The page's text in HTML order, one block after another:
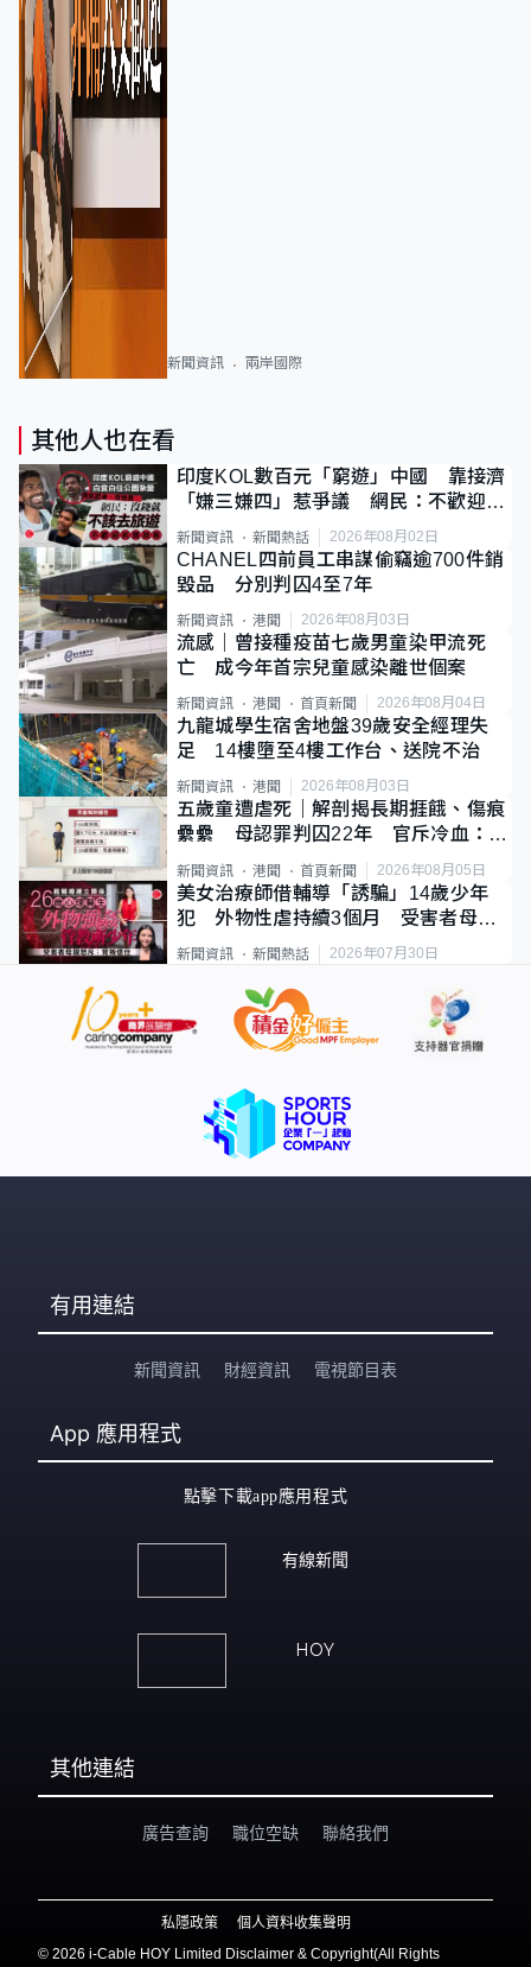
新聞資訊 兩岸國際
其他人也在看
印度KOL數百元「窮遊」中國 靠接濟
「嫌三嫌四」惹爭議 網民：不歡迎劣
質旅客
新聞資訊 新聞熱話 2026年08月02日
CHANEL四前員工串謀偷竊逾700件銷
毀品 分別判囚4至7年
新聞資訊 港聞 2026年08月03日
流感｜曾接種疫苗七歲男童染甲流死
亡 成今年首宗兒童感染離世個案
新聞資訊 港聞 首頁新聞 2026年08月04日
九龍城學生宿舍地盤39歲安全經理失
足 14樓墮至4樓工作台、送院不治
新聞資訊 港聞 2026年08月03日
五歲童遭虐死｜解剖揭長期捱餓、傷痕
纍纍 母認罪判囚22年 官斥冷血：同
類案最惡劣
新聞資訊 港聞 首頁新聞 2026年08月05日
美女治療師借輔導「誘騙」14歲少年
犯 外物性虐持續3個月 受害者母：
要保護其他人
新聞資訊 新聞熱話 2026年07月30日
有用連結
新聞資訊 財經資訊 電視節目表
App 應用程式
點擊下載app應用程式
有線新聞
HOY
其他連結
廣告查詢 職位空缺 聯絡我們
私隱政策
個人資料收集聲明
© 2026 i-Cable HOY Limited Disclaimer & Copyright(All Rights